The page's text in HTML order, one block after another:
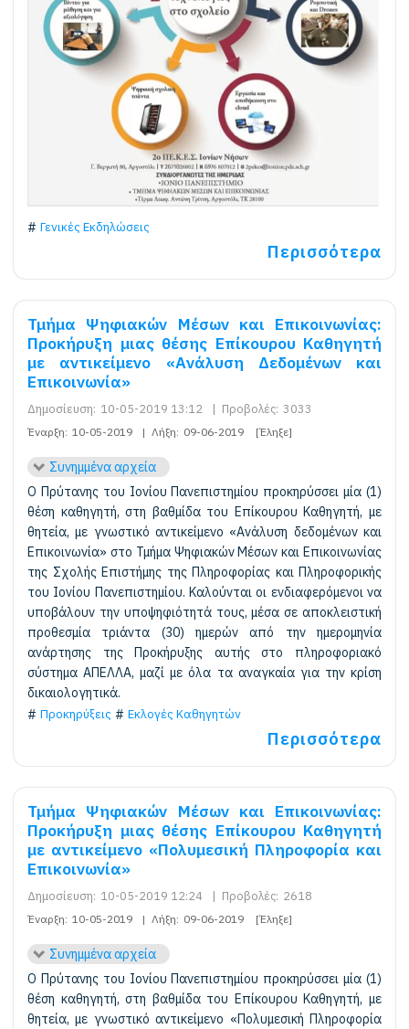
Γενικές Εκδηλώσεις
Περισσότερα
Τμήμα Ψηφιακών Μέσων και Επικοινωνίας:
Προκήρυξη μιας θέσης Επίκουρου Καθηγητή
με αντικείμενο «Ανάλυση Δεδομένων και
Επικοινωνία»
Δημοσίευση: 10-05-2019 13:12 | Προβολές: 3033
Έναρξη: 10-05-2019 | Λήξη: 09-06-2019 [Έληξε]
Συνημμένα αρχεία
O Πρύτανης του Ιονίου Πανεπιστημίου προκηρύσσει μία (1)
θέση καθηγητή, στη βαθμίδα του Επίκουρου Καθηγητή, με
θητεία, με γνωστικό αντικείμενο «Ανάλυση δεδομένων και
Επικοινωνία» στο Τμήμα Ψηφιακών Μέσων και Επικοινωνίας
της Σχολής Επιστήμης της Πληροφορίας και Πληροφορικής
του Ιονίου Πανεπιστημίου. Καλούνται οι ενδιαφερόμενοι να
υποβάλουν την υποψηφιότητά τους, μέσα σε αποκλειστική
προθεσμία τριάντα (30) ημερών από την ημερομηνία
ανάρτησης της Προκήρυξης αυτής στο πληροφοριακό
σύστημα ΑΠΕΛΛΑ, μαζί με όλα τα αναγκαία για την κρίση
δικαιολογητικά.
Προκηρύξεις
Εκλογές Καθηγητών
Περισσότερα
Τμήμα Ψηφιακών Μέσων και Επικοινωνίας:
Προκήρυξη μιας θέσης Επίκουρου Καθηγητή
με αντικείμενο «Πολυμεσική Πληροφορία και
Επικοινωνία»
Δημοσίευση: 10-05-2019 12:24 | Προβολές: 2618
Έναρξη: 10-05-2019 | Λήξη: 09-06-2019 [Έληξε]
Συνημμένα αρχεία
O Πρύτανης του Ιονίου Πανεπιστημίου προκηρύσσει μία (1)
θέση καθηγητή, στη βαθμίδα του Επίκουρου Καθηγητή, με
θητεία, με γνωστικό αντικείμενο «Πολυμεσική Πληροφορία